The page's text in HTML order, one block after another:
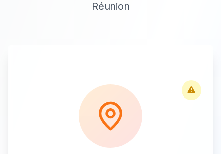
Réunion